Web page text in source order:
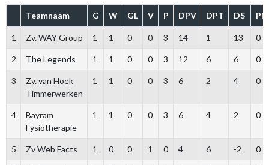
Teamnaam G W GL V P DPV DPT DS PM
1 Zv. WAY Group 1 1 0 0 3 14 1 13 0
2 The Legends 1 1 0 0 3 12 6 6 0
3
Zv. van Hoek
Timmerwerken
1 1 0 0 3 6 2 4 0
4
Bayram
Fysiotherapie
1 1 0 0 3 6 4 2 0
5 Zv Web Facts 1 0 0 1 0 4 6 -2 0